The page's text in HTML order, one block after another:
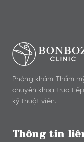
Phòng khám Thẩm
chuyên khoa trực
kỹ thuật viên.
Thông tin